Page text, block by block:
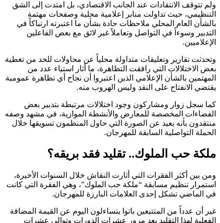
ولم تتوقف الانتقادات عند الجانب الاقتصادي، بل امتدت إلى الشق
التنظيمي، حيث تداولت منابر إعلامية محلية وصفحات مهتمة
بالشأن العام المحلي ملاحظات حادة بشأن ما اعتبرته ارتباكاً في
التدبير وسوءاً في التواصل وتعاملاً غير لائق مع بعض الفاعلين
الإعلاميين.
وتحدثت تقارير وتعليقات متداولة محلياً عن محاولات للحد من تغطية
بعض الاختلالات التي رافقت التظاهرة، ما أثار استياء عدد من
المهتمين بالشأن الإعلامي الذين اعتبروا أن نجاح أي تظاهرة عمومية
يقتضي الانفتاح على النقد وليس الهروب منه.
كما سجل زوار ومشاركون وجود اختلالات مرتبطة بتدبير بعض
الفضاءات المخصصة للمعارض والأنشطة الموازية، في مشهد وصفه
منتقدون بأنه بعيد عن الصورة التي حاول المنظمون تسويقها خلال
الحملة التواصلية السابقة للمهرجان.
ملكة حب الملوك.. تقليد فقد بريقه؟
ومن بين أكثر الفقرات التي أثارت النقاش خلال السنوات الأخيرة،
استمرار تنظيم مسابقة “ملكة حب الملوك”، وهي الفقرة التي كانت
في الماضي تشكل إحدى العلامات البارزة للمهرجان.
غير أن عدداً من المتتبعين باتوا يتساءلون اليوم عن القيمة المضافة
الفعلية لهذا التقليد بعد مرور عشرات الدورات وتوالي عشرات